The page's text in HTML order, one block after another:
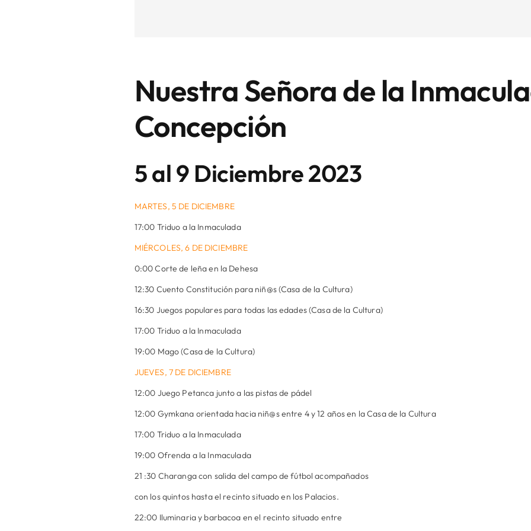
Nuestra Señora de la
Concepción
5 al 9 Diciembre 2023
MARTES, 5 DE DICIEMBRE
17:00 Triduo a la Inmaculada
MIÉRCOLES, 6 DE DICIEMBRE
0:00 Corte de leña en la Dehesa
12:30 Cuento Constitución para niñ@s (Casa de la Cultura)
16:30 Juegos populares para todas las edades (Casa de la Cultura)
17:00 Triduo a la Inmaculada
19:00 Mago (Casa de la Cultura)
JUEVES, 7 DE DICIEMBRE
12:00 Juego Petanca junto a las pistas de pádel
12:00 Gymkana orientada hacia niñ@s entre 4 y 12 años en la Casa de la Cultura
17:00 Triduo a la Inmaculada
19:00 Ofrenda a la Inmaculada
21 :30 Charanga con salida del campo de fútbol acompañados
con los quintos hasta el recinto situado en los Palacios.
22:00 Iluminaria y barbacoa en el recinto situado entre